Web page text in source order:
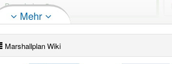
PowerIndex:5
Wörter mit Endung-marshallplan: 1
Mehr
Marshallplan Wiki